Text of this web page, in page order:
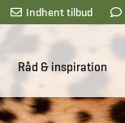
Indhent tilbud
Råd & inspiration